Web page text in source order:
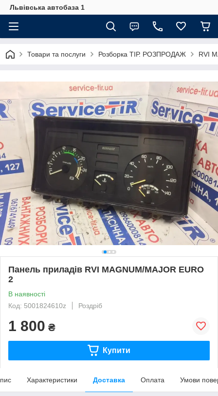
Львівська автобаза 1
Товари та послуги Розборка ТІР. РОЗПРОДАЖ RVI
Панель приладів RVI MAGNUM/MAJOR EURO
2
В наявності
Код: 5001824610z
Роздріб
1 800 ₴
Купити
Характеристики Доставка Оплата Умови